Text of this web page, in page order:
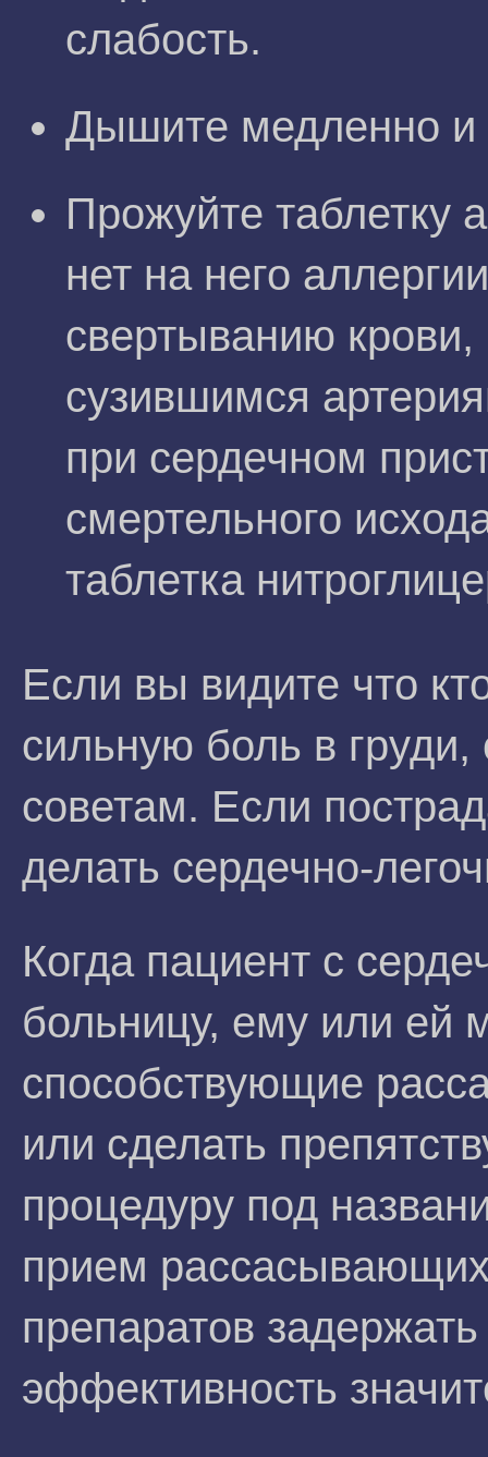
слабость.
Дышите медленно и
Прожуйте таблетку
нет на него
свертыванию крови,
сузившимся
при сердечном
смертельного
таблетка
Если вы видите что
сильную боль в
советам. Если
делать сердечно-
Когда пациент с
больницу, ему или ей
способствующие
или сделать
процедуру под
прием рассасывающих
препаратов
эффективность